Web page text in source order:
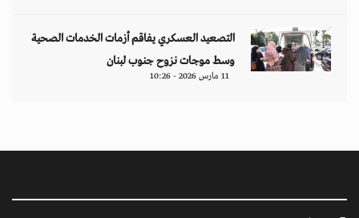
التصعيد العسكري يفاقم أزمات الخدمات الصحية
وسط موجات نزوح جنوب لبنان
11 مارس 2026 - 10:26